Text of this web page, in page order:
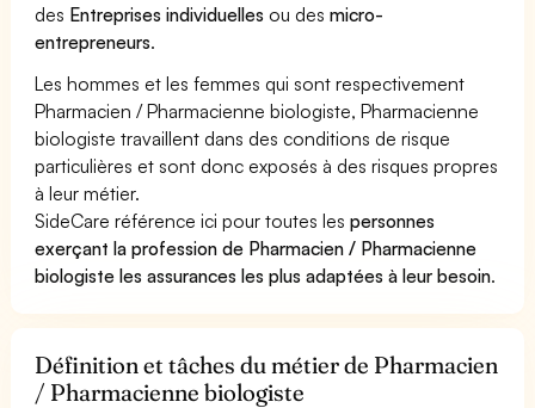
des Entreprises individuelles ou desmicro-
entrepreneurs.
Les hommes et les femmes qui sont respectivement
Pharmacien / Pharmacienne biologiste, Pharmacienne
biologiste travaillent dans des conditions de risque
particulières et sont donc exposés à des risques propres
à leur métier.
SideCare référence ici pour toutes lespersonnes
exerçant la profession de Pharmacien / Pharmacienne
biologiste les assurances les plus adaptées à leur besoin.
Définition et tâches du métier de Pharmacien
/ Pharmacienne biologiste